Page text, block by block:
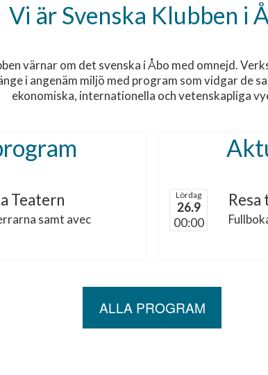
Vi är Svenska Klubben i
värnar om det svenska i Åbo med omnejd.
i angenäm miljö med program som vidgar de
ekonomiska, internationella och vetenskapliga
Teatern
samt avec
Lördag
26.9
00:00
ALLA PROGRAM